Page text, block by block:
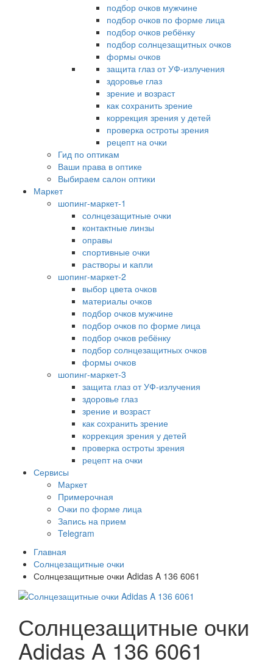
подбор очков мужчине
подбор очков по форме лица
подбор очков ребёнку
подбор солнцезащитных очков
формы очков
защита глаз от УФ-излучения
здоровье глаз
зрение и возраст
как сохранить зрение
коррекция зрения у детей
проверка остроты зрения
рецепт на очки
Гид по оптикам
Ваши права в оптике
Выбираем салон оптики
Маркет
шопинг-маркет-1
солнцезащитные очки
контактные линзы
оправы
спортивные очки
растворы и капли
шопинг-маркет-2
выбор цвета очков
материалы очков
подбор очков мужчине
подбор очков по форме лица
подбор очков ребёнку
подбор солнцезащитных очков
формы очков
шопинг-маркет-3
защита глаз от УФ-излучения
здоровье глаз
зрение и возраст
как сохранить зрение
коррекция зрения у детей
проверка остроты зрения
рецепт на очки
Сервисы
Маркет
Примерочная
Очки по форме лица
Запись на прием
Telegram
Главная
Солнцезащитные очки
Солнцезащитные очки Adidas A 136 6061
Солнцезащитные очки
Adidas A 136 6061